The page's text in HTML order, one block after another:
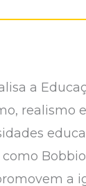
a
realismo
a